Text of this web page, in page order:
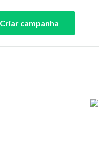
Criar campanha